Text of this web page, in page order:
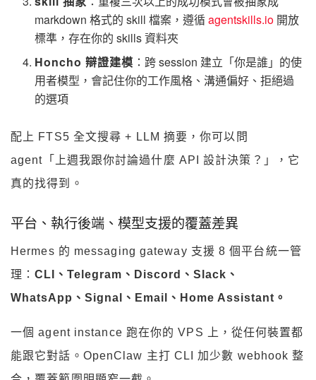
markdown 格式的 skill 檔案，遵循agentskills.io 開放
標準，存在你的 skills 資料夾
Honcho 辯證建模 ：跨 session 建立「你是誰」的使
用者模型，會記住你的工作風格、溝通偏好、拒絕過
的選項
配上 FTS5 全文搜尋 + LLM 摘要，你可以問
agent「上週我跟你討論過什麼 API 設計決策？」，它
真的找得到。
平台、執行後端、模型支援的覆蓋差異
Hermes 的 messaging gateway 支援 8 個平台統一管
理：CLI、Telegram、Discord、Slack、
WhatsApp、Signal、Email、Home Assistant。
一個 agent instance 跑在你的 VPS 上，從任何裝置都
能跟它對話。OpenClaw 主打 CLI 加少數 webhook 整